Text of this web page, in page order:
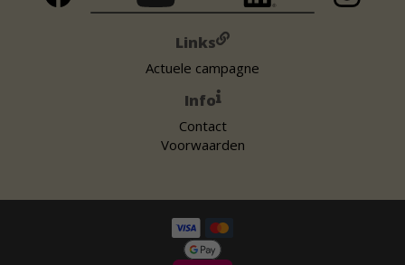
Links
Actuele campagne
Info
Contact
Voorwaarden